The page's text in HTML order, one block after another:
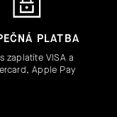
PLATBA
zaplatíte VISA a
Apple Pay